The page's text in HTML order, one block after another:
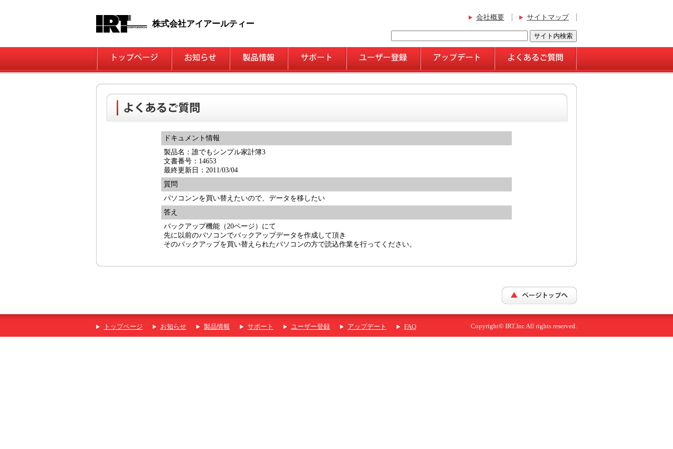
株式会社アイアールティー
会社概要 サイトマップ
ドキュメント情報
製品名：誰でもシンプル家計簿3
文書番号：14653
最終更新日：2011/03/04
質問
パソコンンを買い替えたいので、データを移したい
答え
バックアップ機能（20ページ）にて
先に以前のパソコンでバックアップデータを作成して頂き
そのバックアップを買い替えられたパソコンの方で読込作業を行ってください。
トップページ お知らせ 製品情報 サポート ユーザー登録 アップデート FAQ Copyright© IRT.Inc All rights reserved.